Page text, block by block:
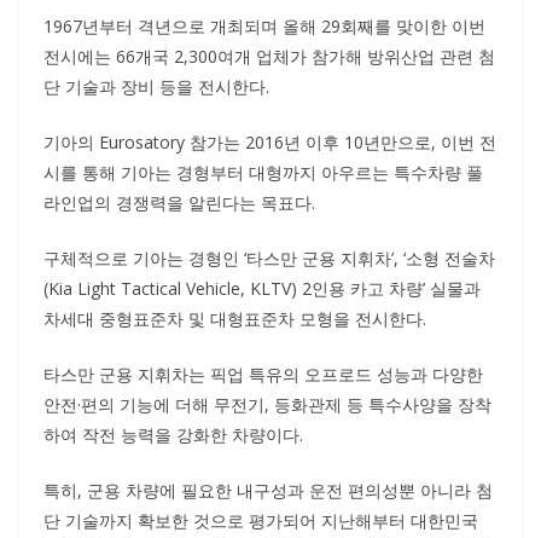
1967년부터 격년으로 개최되며 올해 29회째를 맞이한 이번
전시에는 66개국 2,300여개 업체가 참가해 방위산업 관련 첨
단 기술과 장비 등을 전시한다.
기아의 Eurosatory 참가는 2016년 이후 10년만으로, 이번 전
시를 통해 기아는 경형부터 대형까지 아우르는 특수차량 풀
라인업의 경쟁력을 알린다는 목표다.
구체적으로 기아는 경형인 ‘타스만 군용 지휘차’, ‘소형 전술차
(Kia Light Tactical Vehicle, KLTV) 2인용 카고 차량’ 실물과
차세대 중형표준차 및 대형표준차 모형을 전시한다.
타스만 군용 지휘차는 픽업 특유의 오프로드 성능과 다양한
안전·편의 기능에 더해 무전기, 등화관제 등 특수사양을 장착
하여 작전 능력을 강화한 차량이다.
특히, 군용 차량에 필요한 내구성과 운전 편의성뿐 아니라 첨
단 기술까지 확보한 것으로 평가되어 지난해부터 대한민국